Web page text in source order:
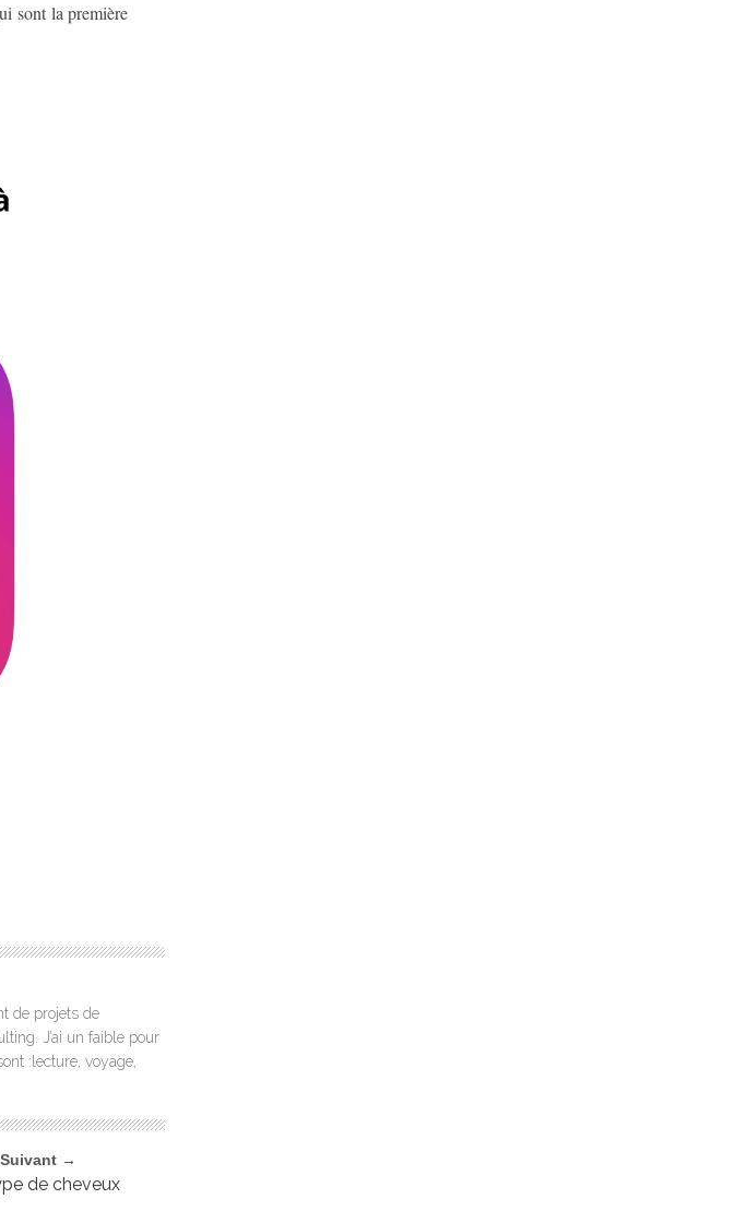
sont la première
de projets de
J’ai un faible pour
:lecture, voyage,
→
de cheveux